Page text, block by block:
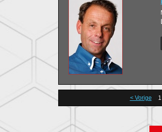
< Vorige 1